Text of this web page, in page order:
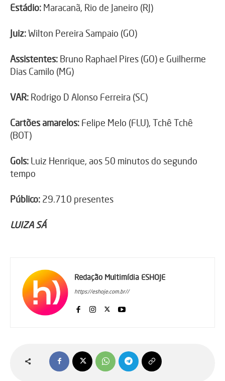
Estádio: Maracanã, Rio de Janeiro (RJ)
Juiz:Wilton Pereira Sampaio (GO)
Assistentes: Bruno Raphael Pires (GO) e Guilherme
Dias Camilo (MG)
VAR: Rodrigo D Alonso Ferreira (SC)
Cartões amarelos: Felipe Melo (FLU), Tchê Tchê
(BOT)
Gols: Luiz Henrique, aos 50 minutos do segundo
tempo
Público: 29.710 presentes
LUIZA SÁ
Redação Multimídia ESHOJE
https://eshoje.com.br//